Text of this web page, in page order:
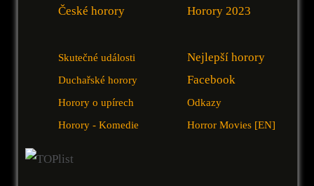
České horory
Horory 2023
Skutečné události
Duchařské horory
Horory o upírech
Horory - Komedie
Nejlepší horory
Facebook
Odkazy
Horror Movies [EN]